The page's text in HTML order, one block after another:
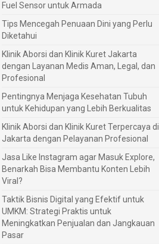
Fuel Sensor untuk Armada
Tips Mencegah Penuaan Dini yang Perlu
Diketahui
Klinik Aborsi dan Klinik Kuret Jakarta
dengan Layanan Medis Aman, Legal, dan
Profesional
Pentingnya Menjaga Kesehatan Tubuh
untuk Kehidupan yang Lebih Berkualitas
Klinik Aborsi dan Klinik Kuret Terpercaya di
Jakarta dengan Pelayanan Profesional
Jasa Like Instagram agar Masuk Explore,
Benarkah Bisa Membantu Konten Lebih
Viral?
Taktik Bisnis Digital yang Efektif untuk
UMKM: Strategi Praktis untuk
Meningkatkan Penjualan dan Jangkauan
Pasar